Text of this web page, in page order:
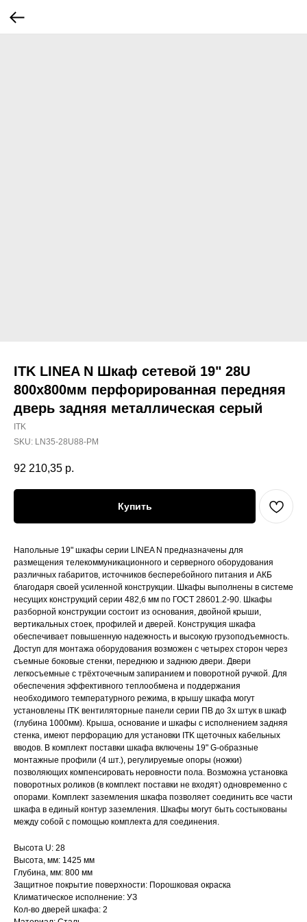
ITK LINEA N Шкаф сетевой 19" 28U
800х800мм перфорированная передняя
дверь задняя металлическая серый
ITK
SKU: LN35-28U88-PM
92 210,35 р.
Купить
Напольные 19" шкафы серии LINEA N предназначены для
размещения телекоммуникационного и серверного оборудования
различных габаритов, источников бесперебойного питания и АКБ
благодаря своей усиленной конструкции. Шкафы выполнены в системе
несущих конструкций серии 482,6 мм по ГОСТ 28601.2-90. Шкафы
разборной конструкции состоит из основания, двойной крыши,
вертикальных стоек, профилей и дверей. Конструкция шкафа
обеспечивает повышенную надежность и высокую грузоподъемность.
Доступ для монтажа оборудования возможен с четырех сторон через
съемные боковые стенки, переднюю и заднюю двери. Двери
легкосъемные с трёхточечным запиранием и поворотной ручкой. Для
обеспечения эффективного теплообмена и поддержания
необходимого температурного режима, в крышу шкафа могут
установлены ITK вентиляторные панели серии ПВ до 3х штук в шкаф
(глубина 1000мм). Крыша, основание и шкафы с исполнением задняя
стенка, имеют перфорацию для установки ITK щеточных кабельных
вводов. В комплект поставки шкафа включены 19" G-образные
монтажные профили (4 шт.), регулируемые опоры (ножки)
позволяющих компенсировать неровности пола. Возможна установка
поворотных роликов (в комплект поставки не входят) одновременно с
опорами. Комплект заземления шкафа позволяет соединить все части
шкафа в единый контур заземления. Шкафы могут быть состыкованы
между собой с помощью комплекта для соединения.
Высота U: 28
Высота, мм: 1425 мм
Глубина, мм: 800 мм
Защитное покрытие поверхности: Порошковая окраска
Климатическое исполнение: УЗ
Кол-во дверей шкафа: 2